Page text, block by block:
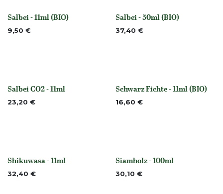
Nicht vorrättig
Salbei - 11ml (BIO)
9,50 € Nicht vorrättig
Salbei - 50ml (BIO)
37,40 €
None
Salbei CO2 - 11ml
23,20 € None
Schwarz Fichte - 11ml (BIO)
16,60 €
Nicht vorrättig
Shikuwasa - 11ml
32,40 € None
Siamholz - 100ml
30,10 €